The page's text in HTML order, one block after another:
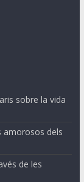
sobre la vida
amorosos dels
de les